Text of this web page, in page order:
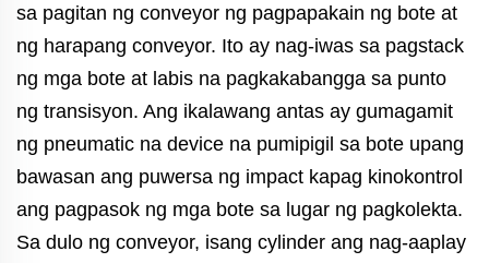
sa pagitan ng conveyor ng pagpapakain ng bote at
ng harapang conveyor. Ito ay nag-iwas sa pagstack
ng mga bote at labis na pagkakabangga sa punto
ng transisyon. Ang ikalawang antas ay gumagamit
ng pneumatic na device na pumipigil sa bote upang
bawasan ang puwersa ng impact kapag kinokontrol
ang pagpasok ng mga bote sa lugar ng pagkolekta.
Sa dulo ng conveyor, isang cylinder ang nag-aaplay